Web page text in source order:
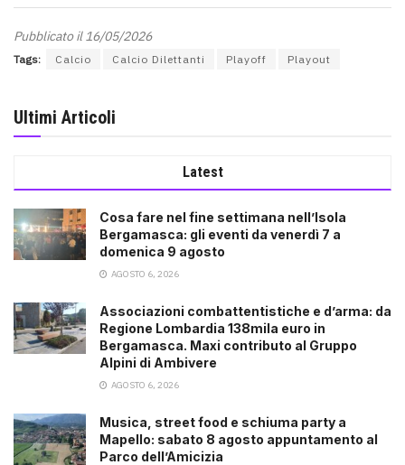
Pubblicato il 16/05/2026
Tags: Calcio Calcio Dilettanti Playoff Playout
Ultimi Articoli
Latest
Cosa fare nel fine settimana nell’Isola
Bergamasca: gli eventi da venerdì 7 a
domenica 9 agosto
AGOSTO 6, 2026
Associazioni combattentistiche e d’arma: da
Regione Lombardia 138mila euro in
Bergamasca. Maxi contributo al Gruppo
Alpini di Ambivere
AGOSTO 6, 2026
Musica, street food e schiuma party a
Mapello: sabato 8 agosto appuntamento al
Parco dell’Amicizia